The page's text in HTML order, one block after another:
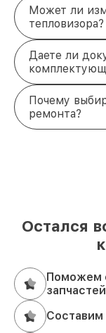
Может ли
тепловизора?
Даете ли
Почему
ремонта?
Остался
Поможем
запчастей
Составим